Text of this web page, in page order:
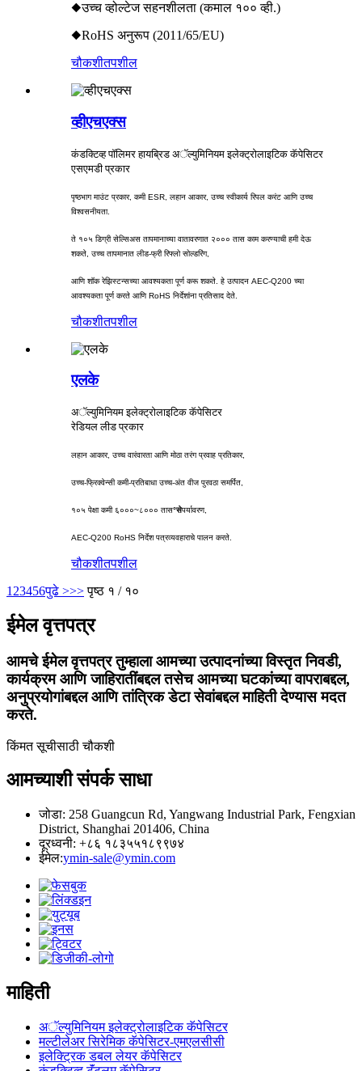
◆उच्च व्होल्टेज सहनशीलता (कमाल १०० व्ही.)
◆RoHS अनुरूप (2011/65/EU)
चौकशीतपशील
व्हीएचएक्स
कंडक्टिव्ह पॉलिमर हायब्रिड अॅल्युमिनियम इलेक्ट्रोलाइटिक कॅपेसिटर
एसएमडी प्रकार
पृष्ठभाग माउंट प्रकार, कमी ESR, लहान आकार, उच्च स्वीकार्य रिपल करंट आणि उच्च
विश्वसनीयता.
ते १०५ डिग्री सेल्सिअस तापमानाच्या वातावरणात २००० तास काम करण्याची हमी देऊ
शकते, उच्च तापमानात लीड-फ्री रिफ्लो सोल्डरिंग,
आणि शॉक रेझिस्टन्सच्या आवश्यकता पूर्ण करू शकते. हे उत्पादन AEC-Q200 च्या
आवश्यकता पूर्ण करते आणि RoHS निर्देशांना प्रतिसाद देते.
चौकशीतपशील
एलके
अॅल्युमिनियम इलेक्ट्रोलाइटिक कॅपेसिटर
रेडियल लीड प्रकार
लहान आकार, उच्च वारंवारता आणि मोठा तरंग प्रवाह प्रतिकार,
उच्च-फ्रिक्वेन्सी कमी-प्रतिबाधा उच्च-अंत वीज पुरवठा समर्पित,
१०५ पेक्षा कमी ६०००~८००० तास°सेपर्यावरण,
AEC-Q200 RoHS निर्देश पत्रव्यवहाराचे पालन करते.
चौकशीतपशील
1 23456पुढे >>> पृष्ठ १ / १०
ईमेल वृत्तपत्र
आमचे ईमेल वृत्तपत्र तुम्हाला आमच्या उत्पादनांच्या विस्तृत निवडी,
कार्यक्रम आणि जाहिरातींबद्दल तसेच आमच्या घटकांच्या वापराबद्दल,
अनुप्रयोगांबद्दल आणि तांत्रिक डेटा सेवांबद्दल माहिती देण्यास मदत
करते.
किंमत सूचीसाठी चौकशी
आमच्याशी संपर्क साधा
जोडा: 258 Guangcun Rd, Yangwang Industrial Park, Fengxian
District, Shanghai 201406, China
दूरध्वनी: +८६ १८३५५१८९९७४
ईमेल:ymin-sale@ymin.com
माहिती
अॅल्युमिनियम इलेक्ट्रोलाइटिक कॅपेसिटर
मल्टीलेअर सिरेमिक कॅपेसिटर-एमएलसीसी
इलेक्ट्रिक डबल लेयर कॅपेसिटर